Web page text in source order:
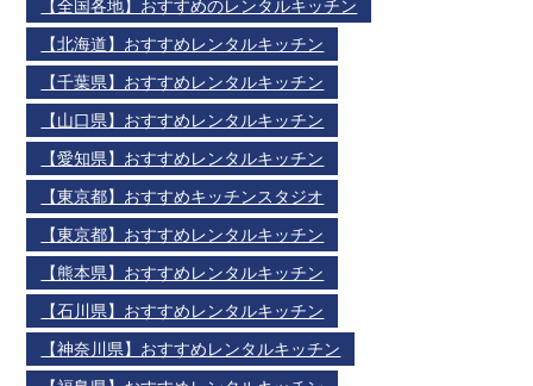
【全国各地】おすすめのレンタルキッチン
【北海道】おすすめレンタルキッチン
【千葉県】おすすめレンタルキッチン
【山口県】おすすめレンタルキッチン
【愛知県】おすすめレンタルキッチン
【東京都】おすすめキッチンスタジオ
【東京都】おすすめレンタルキッチン
【熊本県】おすすめレンタルキッチン
【石川県】おすすめレンタルキッチン
【神奈川県】おすすめレンタルキッチン